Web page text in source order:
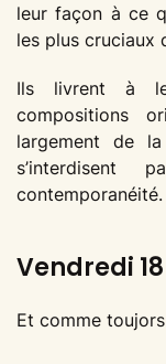
leur façon à ce
les plus cruciaux
Ils livrent à
compositions
largement de
s’interdisent
Vendredi
Et comme